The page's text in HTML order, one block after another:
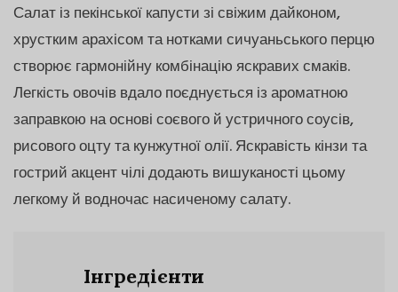
Салат із пекінської капусти зі свіжим дайконом,
хрустким арахісом та нотками сичуаньського перцю
створює гармонійну комбінацію яскравих смаків.
Легкість овочів вдало поєднується із ароматною
заправкою на основі соєвого й устричного соусів,
рисового оцту та кунжутної олії. Яскравість кінзи та
гострий акцент чілі додають вишуканості цьому
легкому й водночас насиченому салату.
Інгредієнти